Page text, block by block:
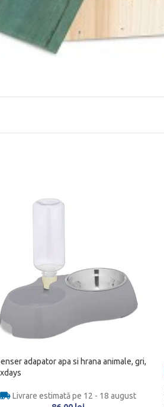
adapator apa si hrana animale, gri,
Livrare estimată pe 12 - 18 august